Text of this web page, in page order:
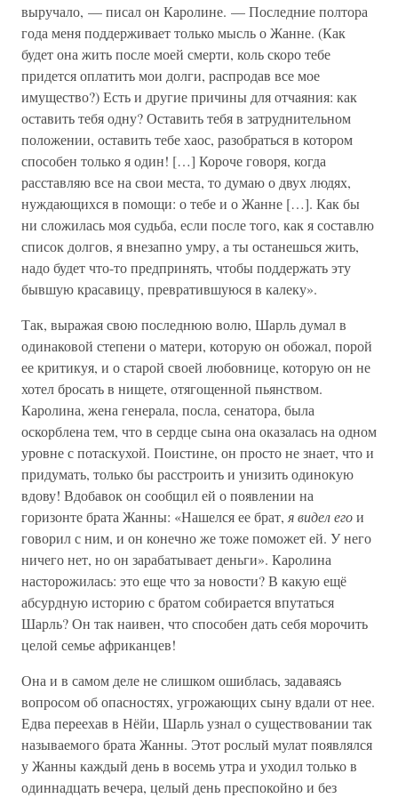
выручало, — писал он Каролине. — Последние полтора
года меня поддерживает только мысль о Жанне. (Как
будет она жить после моей смерти, коль скоро тебе
придется оплатить мои долги, распродав все мое
имущество?) Есть и другие причины для отчаяния: как
оставить тебя одну? Оставить тебя в затруднительном
положении, оставить тебе хаос, разобраться в котором
способен только я один! […] Короче говоря, когда
расставляю все на свои места, то думаю о двух людях,
нуждающихся в помощи: о тебе и о Жанне […]. Как бы
ни сложилась моя судьба, если после того, как я составлю
список долгов, я внезапно умру, а ты останешься жить,
надо будет что-то предпринять, чтобы поддержать эту
бывшую красавицу, превратившуюся в калеку».
Так, выражая свою последнюю волю, Шарль думал в
одинаковой степени о матери, которую он обожал, порой
ее критикуя, и о старой своей любовнице, которую он не
хотел бросать в нищете, отягощенной пьянством.
Каролина, жена генерала, посла, сенатора, была
оскорблена тем, что в сердце сына она оказалась на одном
уровне с потаскухой. Поистине, он просто не знает, что и
придумать, только бы расстроить и унизить одинокую
вдову! Вдобавок он сообщил ей о появлении на
горизонте брата Жанны: «Нашелся ее брат, я видел егои
говорил с ним, и он конечно же тоже поможет ей. У него
ничего нет, но он зарабатывает деньги». Каролина
насторожилась: это еще что за новости? В какую ещё
абсурдную историю с братом собирается впутаться
Шарль? Он так наивен, что способен дать себя морочить
целой семье африканцев!
Она и в самом деле не слишком ошиблась, задаваясь
вопросом об опасностях, угрожающих сыну вдали от нее.
Едва переехав в Нёйи, Шарль узнал о существовании так
называемого брата Жанны. Этот рослый мулат появлялся
у Жанны каждый день в восемь утра и уходил только в
одиннадцать вечера, целый день преспокойно и без